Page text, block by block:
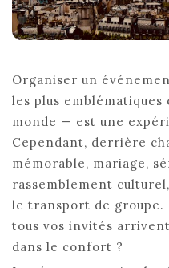
Organiser un
les plus
monde — est une
Cependant, derrière
mémorable, mariage,
rassemblement
le transport de groupe.
tous vos invités
dans le confort ?